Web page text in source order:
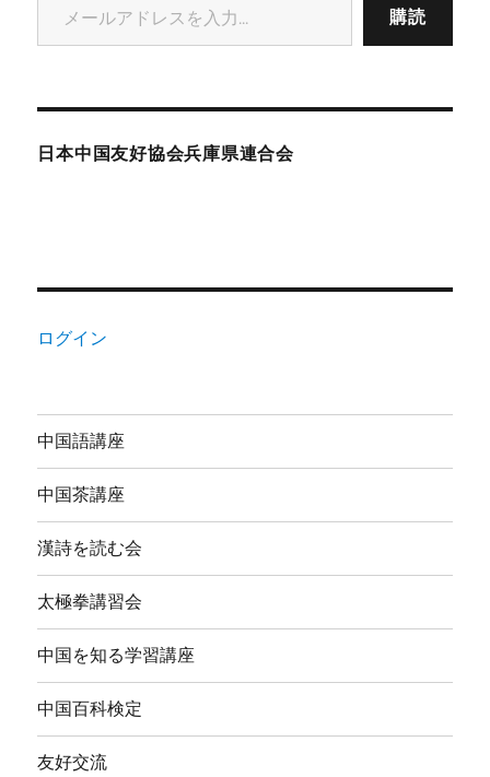
購読
日本中国友好協会兵庫県連合会
ログイン
中国語講座
中国茶講座
漢詩を読む会
太極拳講習会
中国を知る学習講座
中国百科検定
友好交流